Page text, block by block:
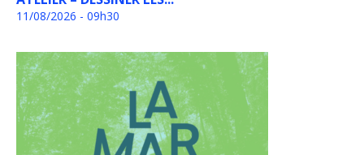
11/08/2026 - 09h30